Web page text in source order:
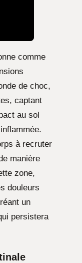
comme
de choc,
captant
au sol
à recruter
manière
zone,
douleurs
un
persistera